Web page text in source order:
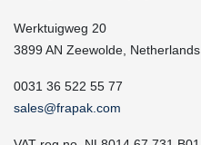
Werktuigweg 20
3899 AN Zeewolde, Netherlands
0031 36 522 55 77
sales@frapak.com